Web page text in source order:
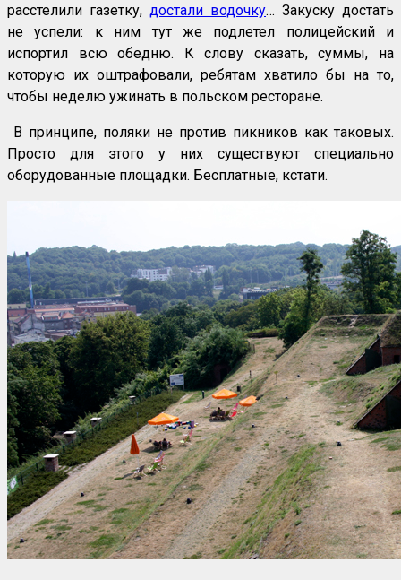
расстелили газетку, достали водочку… Закуску достать
не успели: к ним тут же подлетел полицейский и
испортил всю обедню. К слову сказать, суммы, на
которую их оштрафовали, ребятам хватило бы на то,
чтобы неделю ужинать в польском ресторане.
В принципе, поляки не против пикников как таковых.
Просто для этого у них существуют специально
оборудованные площадки. Бесплатные, кстати.